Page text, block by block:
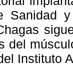
Sanidad
del
Instituto